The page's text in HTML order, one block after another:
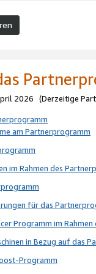
2026 (Derzeitige
am Partnerprogramm
im Rahmen des
für das
Programm im
in Bezug auf das
Programm